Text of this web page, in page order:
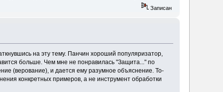
Записан
на эту тему. Панчин хороший популяризатор,
больше. Чем мне не понравилась "Защита..." по
(верование), и дается ему разумное объяснение. То-
конкретных примеров, а не инструмент обработки